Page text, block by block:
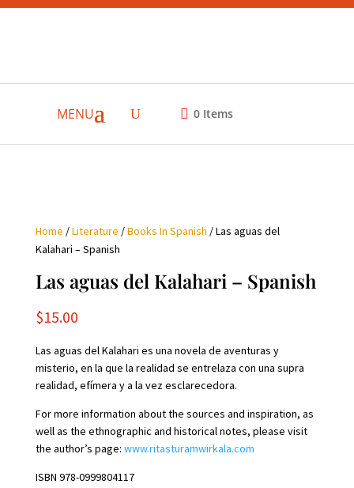
MENU 0 Items
Home /Literature /Books In Spanish / Las aguas del
Kalahari – Spanish
Las aguas del Kalahari – Spanish
$15.00
Las aguas del Kalahari es una novela de aventuras y
misterio, en la que la realidad se entrelaza con una supra
realidad, efímera y a la vez esclarecedora.
For more information about the sources and inspiration, as
well as the ethnographic and historical notes, please visit
the author’s page: www.ritasturamwirkala.com
ISBN 978-0999804117